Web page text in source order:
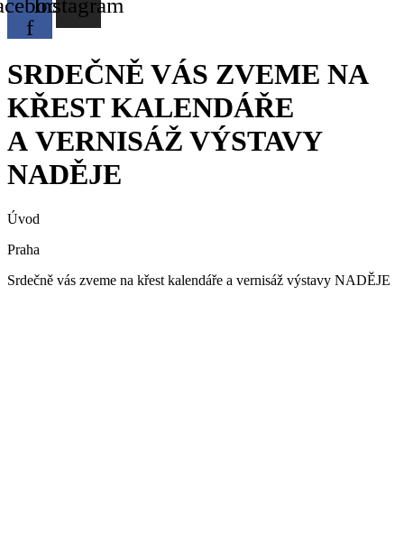
f
Instagram
SRDEČNĚ VÁS ZVEME NA
KŘEST KALENDÁŘE
A VERNISÁŽ VÝSTAVY
NADĚJE
Úvod
Praha
Srdečně vás zveme na křest kalendáře a vernisáž výstavy NADĚJE